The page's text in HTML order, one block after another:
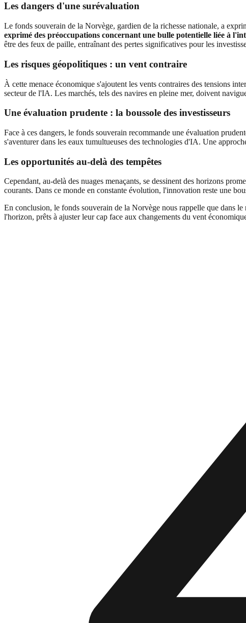
Les dangers d'une surévaluation
Le fonds souverain de la Norvège, gardien de la richesse nationale, a
exprimé des préoccupations concernant une bulle potentielle liée à
être des feux de paille, entraînant des pertes significatives pour les
Les risques géopolitiques : un vent contraire
À cette menace économique s'ajoutent les vents contraires des tensions
secteur de l'IA. Les marchés, tels des navires en pleine mer, doivent
Une évaluation prudente : la boussole des investisseurs
Face à ces dangers, le fonds souverain recommande une évaluation
s'aventurer dans les eaux tumultueuses des technologies d'IA. Une
Les opportunités au-delà des tempêtes
Cependant, au-delà des nuages menaçants, se dessinent des horizons
courants. Dans ce monde en constante évolution, l'innovation reste une
En conclusion, le fonds souverain de la Norvège nous rappelle que dans
l'horizon, prêts à ajuster leur cap face aux changements du vent